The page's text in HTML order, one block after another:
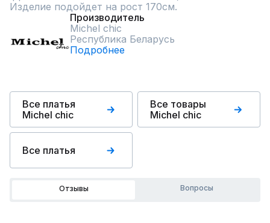
Изделие подойдет на рост 170см.
Производитель
Michel chic
Республика Беларусь
Подробнее
Все платья
Michel chic
Все товары
Michel chic
Все платья
Отзывы Вопросы